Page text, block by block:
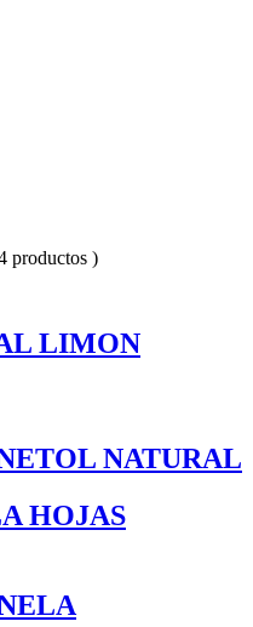
productos )
LIMON
NATURAL
HOJAS